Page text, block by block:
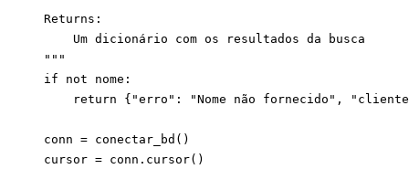
    Returns:
        Um dicionário com os resultados da busca
    """
    if not nome:
return {"erro": "Nome não fornecido",
    conn = conectar_bd()
    cursor = conn.cursor()